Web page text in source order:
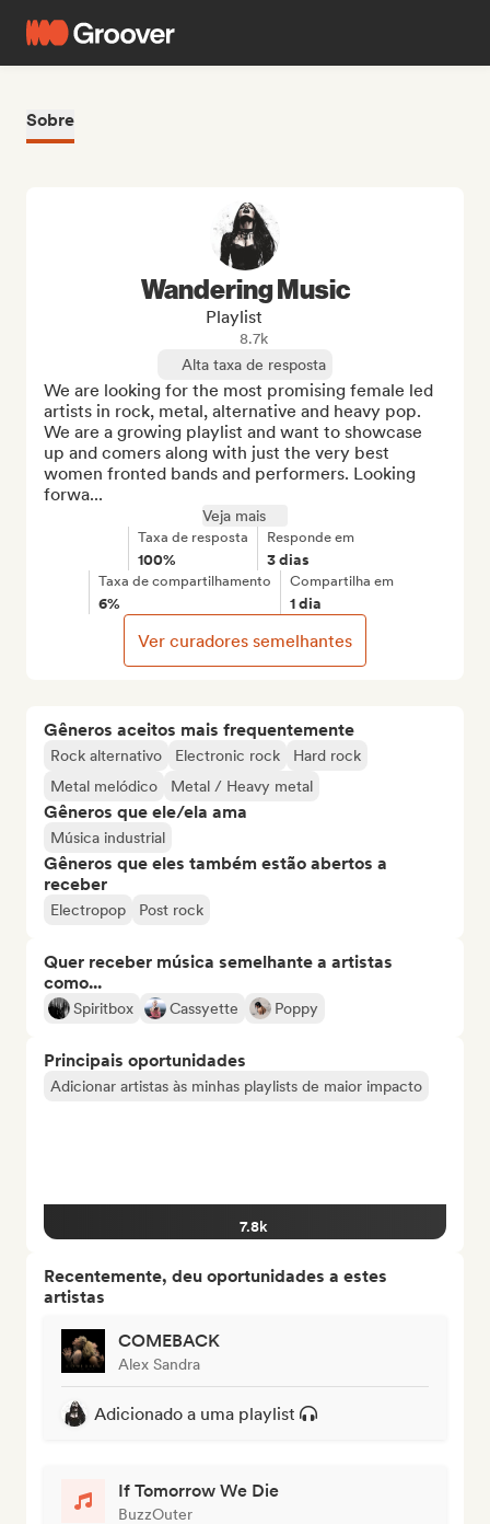
Sobre
Gêneros aceitos mais frequentemente
Rock alternativo Electronic rock
Hard rock
Metal melódico
Metal / Heavy metal
Gêneros que ele/ela ama
Música industrial
Gêneros que eles também estão abertos a
receber
Electropop Post rock
Quer receber música semelhante a artistas
como...
Spiritbox Cassyette Poppy
Principais oportunidades
Adicionar artistas às minhas playlists de maior impacto
7.8k
Recentemente, deu oportunidades a estes
artistas
COMEBACK
Alex Sandra
Adicionado a uma playlist
If Tomorrow We Die
BuzzOuter
Wandering Music
Playlist
8.7k
Alta taxa de resposta
We are looking for the most promising female led
artists in rock, metal, alternative and heavy pop.
We are a growing playlist and want to showcase
up and comers along with just the very best
women fronted bands and performers. Looking
forwa...
Veja mais
Taxa de resposta
100%
Responde em
3 dias
Taxa de compartilhamento
6%
Compartilha em
1 dia
Ver curadores semelhantes